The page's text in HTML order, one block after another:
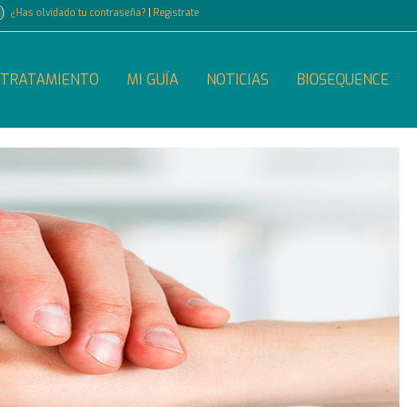
¿Has olvidado tu contraseña? Registrate
TRATAMIENTO MI GUÍA NOTICIAS BIOSEQUENCE